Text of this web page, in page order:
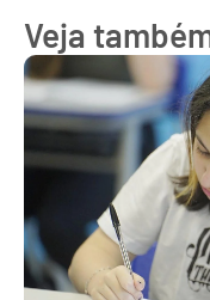
Veja